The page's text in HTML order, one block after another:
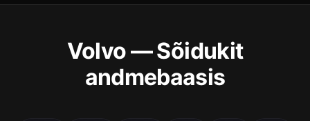
Volvo — Sõidukit
andmebaasis